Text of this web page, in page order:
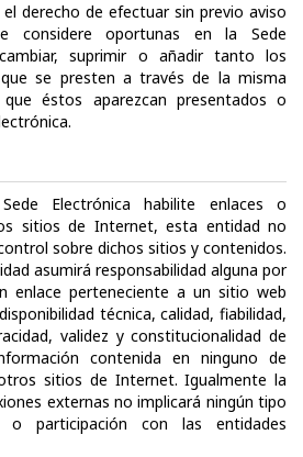
derecho de efectuar sin previo aviso
considere oportunas en la Sede
suprimir o añadir tanto los
se presten a través de la misma
éstos aparezcan presentados o
Electrónica habilite enlaces o
sitios de Internet, esta entidad no
sobre dichos sitios y contenidos.
asumirá responsabilidad alguna por
enlace perteneciente a un sitio web
técnica, calidad, fiabilidad,
validez y constitucionalidad de
contenida en ninguno de
sitios de Internet. Igualmente la
externas no implicará ningún tipo
o participación con las entidades